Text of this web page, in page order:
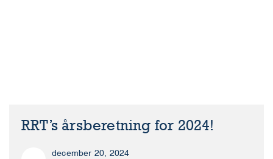
RRT’s årsberetning for 2024!
december 20, 2024